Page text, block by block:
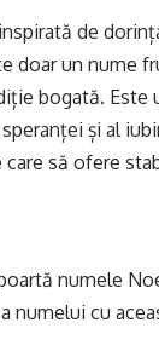
de
doar un nume
bogată. Este
și al
să ofere
numele
numelui cu